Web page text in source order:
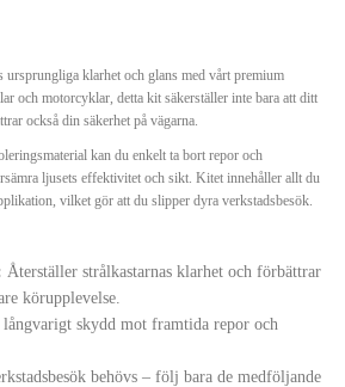
ursprungliga klarhet och glans med vårt premium
och motorcyklar, detta kit säkerställer inte bara att ditt
också din säkerhet på vägarna.
kan du enkelt ta bort repor och
ljusets effektivitet och sikt. Kitet innehåller allt du
vilket gör att du slipper dyra verkstadsbesök.
Återställer strålkastarnas klarhet och förbättrar
körupplevelse.
långvarigt skydd mot framtida repor och
behövs – följ bara de medföljande